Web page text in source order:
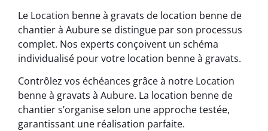
Le Location benne à gravats de location benne de
chantier à Aubure se distingue par son processus
complet. Nos experts conçoivent un schéma
individualisé pour votre location benne à gravats.
Contrôlez vos échéances grâce à notre Location
benne à gravats à Aubure. La location benne de
chantier s’organise selon une approche testée,
garantissant une réalisation parfaite.